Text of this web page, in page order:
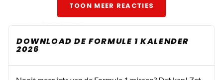
Parc Ferme
TOON MEER REACTIES
DOWNLOAD DE FORMULE 1 KALENDER
2026